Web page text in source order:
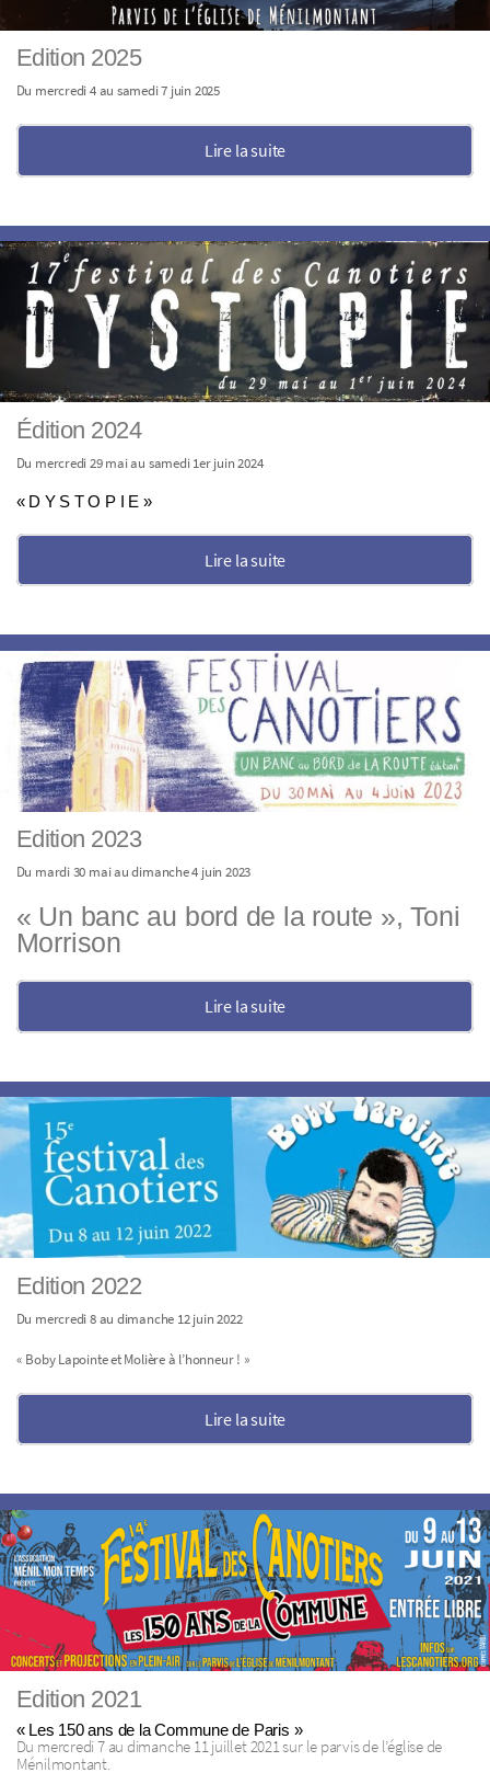
Edition 2025
Du mercredi 4 au samedi 7 juin 2025
Lire la suite
Édition 2024
Du mercredi 29 mai au samedi 1er juin 2024
« D Y S T O P I E »
Lire la suite
Edition 2023
Du mardi 30 mai au dimanche 4 juin 2023
« Un banc au bord de la route », Toni
Morrison
Lire la suite
Edition 2022
Du mercredi 8 au dimanche 12 juin 2022
« Boby Lapointe et Molière à l’honneur ! »
Lire la suite
Edition 2021
« Les 150 ans de la Commune de Paris »
Du mercredi 7 au dimanche 11 juillet 2021 sur le parvis de l’église de
Ménilmontant.